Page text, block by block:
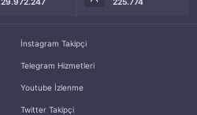
İnstagram Takipçi
Telegram Hizmetleri
Youtube İzlenme
Twitter Takipçi